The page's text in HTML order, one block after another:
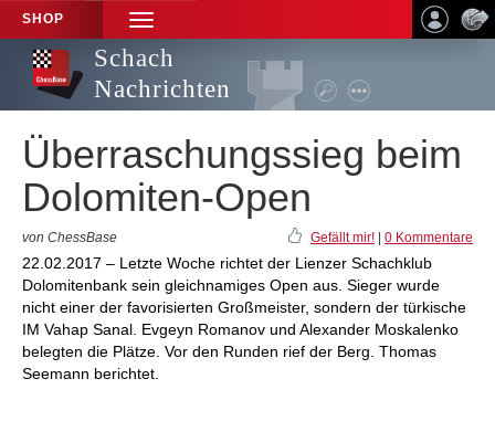
SHOP
TOGGLE
NAVIGATION
Schach
Nachrichten
Überraschungssieg beim
Dolomiten-Open
von ChessBase Gefällt mir! 0 Kommentare
22.02.2017 – Letzte Woche richtet der Lienzer Schachklub
Dolomitenbank sein gleichnamiges Open aus. Sieger wurde
nicht einer der favorisierten Großmeister, sondern der türkische
IM Vahap Sanal. Evgeyn Romanov und Alexander Moskalenko
belegten die Plätze. Vor den Runden rief der Berg. Thomas
Seemann berichtet.